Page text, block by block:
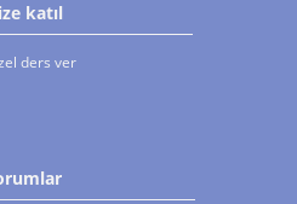
katıl
ders ver